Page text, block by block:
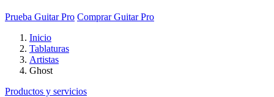
Prueba Guitar Pro Comprar Guitar Pro
Inicio
Tablaturas
Artistas
Ghost
Productos y servicios